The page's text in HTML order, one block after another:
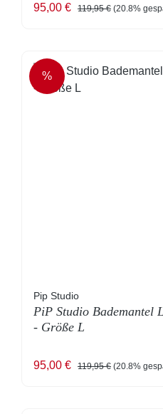
Verkaufspreis:
95,00 € Regulärer Preis:
119,95 € (20.8%
RABATT
%
Pip Studio
PiP Studio Bademantel
- Größe L
Verkaufspreis:
95,00 € Regulärer Preis:
119,95 € (20.8%